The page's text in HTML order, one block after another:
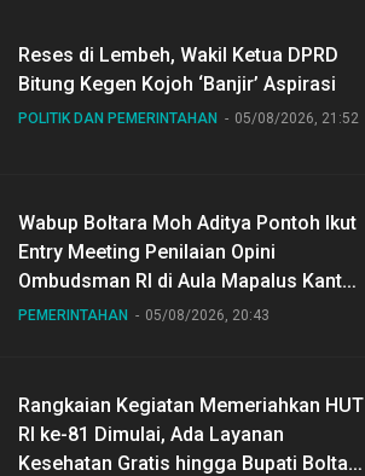
Reses di Lembeh, Wakil Ketua DPRD
Bitung Kegen Kojoh ‘Banjir’ Aspirasi
POLITIK DAN PEMERINTAHAN 05/08/2026, 21:52
Wabup Boltara Moh Aditya Pontoh Ikut
Entry Meeting Penilaian Opini
Ombudsman RI di Aula Mapalus Kantur
Gubernur Sulut
PEMERINTAHAN 05/08/2026, 20:43
Rangkaian Kegiatan Memeriahkan HUT
RI ke-81 Dimulai, Ada Layanan
Kesehatan Gratis hingga Bupati Boltara